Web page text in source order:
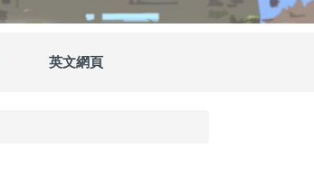
英文網頁